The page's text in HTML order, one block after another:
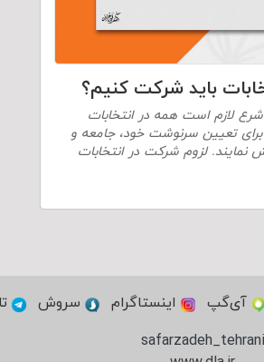
باید شرکت کنیم؟
لازم است همه در انتخابات
تعیین سرنوشت خود، جامعه و
نمایند. لزوم شرکت در انتخابات
آی‌گپ اینستاگرام سروش
safarzadeh_tehrani